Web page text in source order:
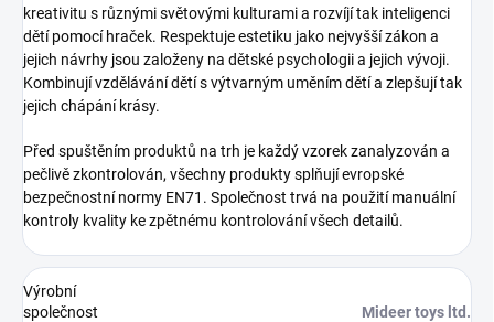
kreativitu s různými světovými kulturami a rozvíjí tak inteligenci
dětí pomocí hraček. Respektuje estetiku jako nejvyšší zákon a
jejich návrhy jsou založeny na dětské psychologii a jejich vývoji.
Kombinují vzdělávání dětí s výtvarným uměním dětí a zlepšují tak
jejich chápání krásy.
Před spuštěním produktů na trh je každý vzorek zanalyzován a
pečlivě zkontrolován, všechny produkty splňují evropské
bezpečnostní normy EN71. Společnost trvá na použití manuální
kontroly kvality ke zpětnému kontrolování všech detailů.
Výrobní
společnost
Mideer toys ltd.